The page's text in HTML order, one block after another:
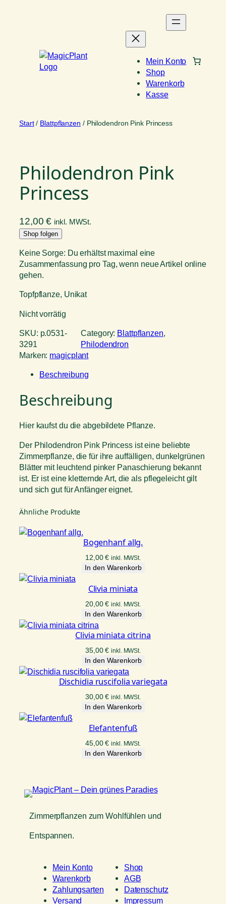
Mein Konto
Shop
Warenkorb
Kasse
Start/ Blattpflanzen / Philodendron Pink Princess
Philodendron Pink
Princess
12,00€ inkl. MWSt.
Shop folgen
Keine Sorge: Du erhältst maximal eine
Zusammenfassung pro Tag, wenn neue Artikel online
gehen.
Topfpflanze, Unikat
Nicht vorrätig
SKU: p.0531-
3291
Category: Blattpflanzen
Philodendron
Marken: magicplant
Beschreibung
Beschreibung
Hier kaufst du die abgebildete Pflanze.
Der Philodendron Pink Princess ist eine beliebte
Zimmerpflanze, die für ihre auffälligen, dunkelgrünen
Blätter mit leuchtend pinker Panaschierung bekannt
ist. Er ist eine kletternde Art, die als pflegeleicht gilt
und sich gut für Anfänger eignet.
Ähnliche Produkte
Bogenhanf allg.
12,00€ inkl. MWSt.
In den Warenkorb
Clivia miniata
20,00€ inkl. MWSt.
In den Warenkorb
Clivia miniata citrina
35,00€ inkl. MWSt.
In den Warenkorb
Dischidia ruscifolia variegata
30,00€ inkl. MWSt.
In den Warenkorb
Elefantenfuß
45,00€ inkl. MWSt.
In den Warenkorb
Zimmerpflanzen zum Wohlfühlen und
Entspannen.
Mein Konto
Warenkorb
Zahlungsarten
Versand
Shop
AGB
Datenschutz
Impressum